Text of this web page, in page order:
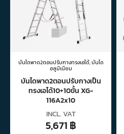
บันไดพาด2ตอนปรับกางทรงเอได้,บันได
อลูมิเนียม
บันไดพาด2ตอนปรับกางเป็น
ทรงเอได้10+10ขั้น XG-
116A2x10
INCL. VAT
5,671 ฿